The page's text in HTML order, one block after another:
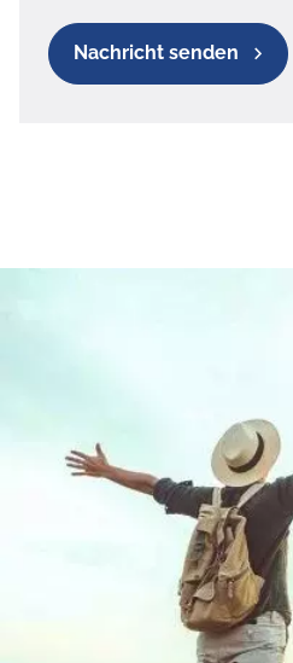
Nachricht senden